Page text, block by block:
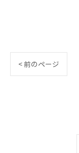
< 前のページ